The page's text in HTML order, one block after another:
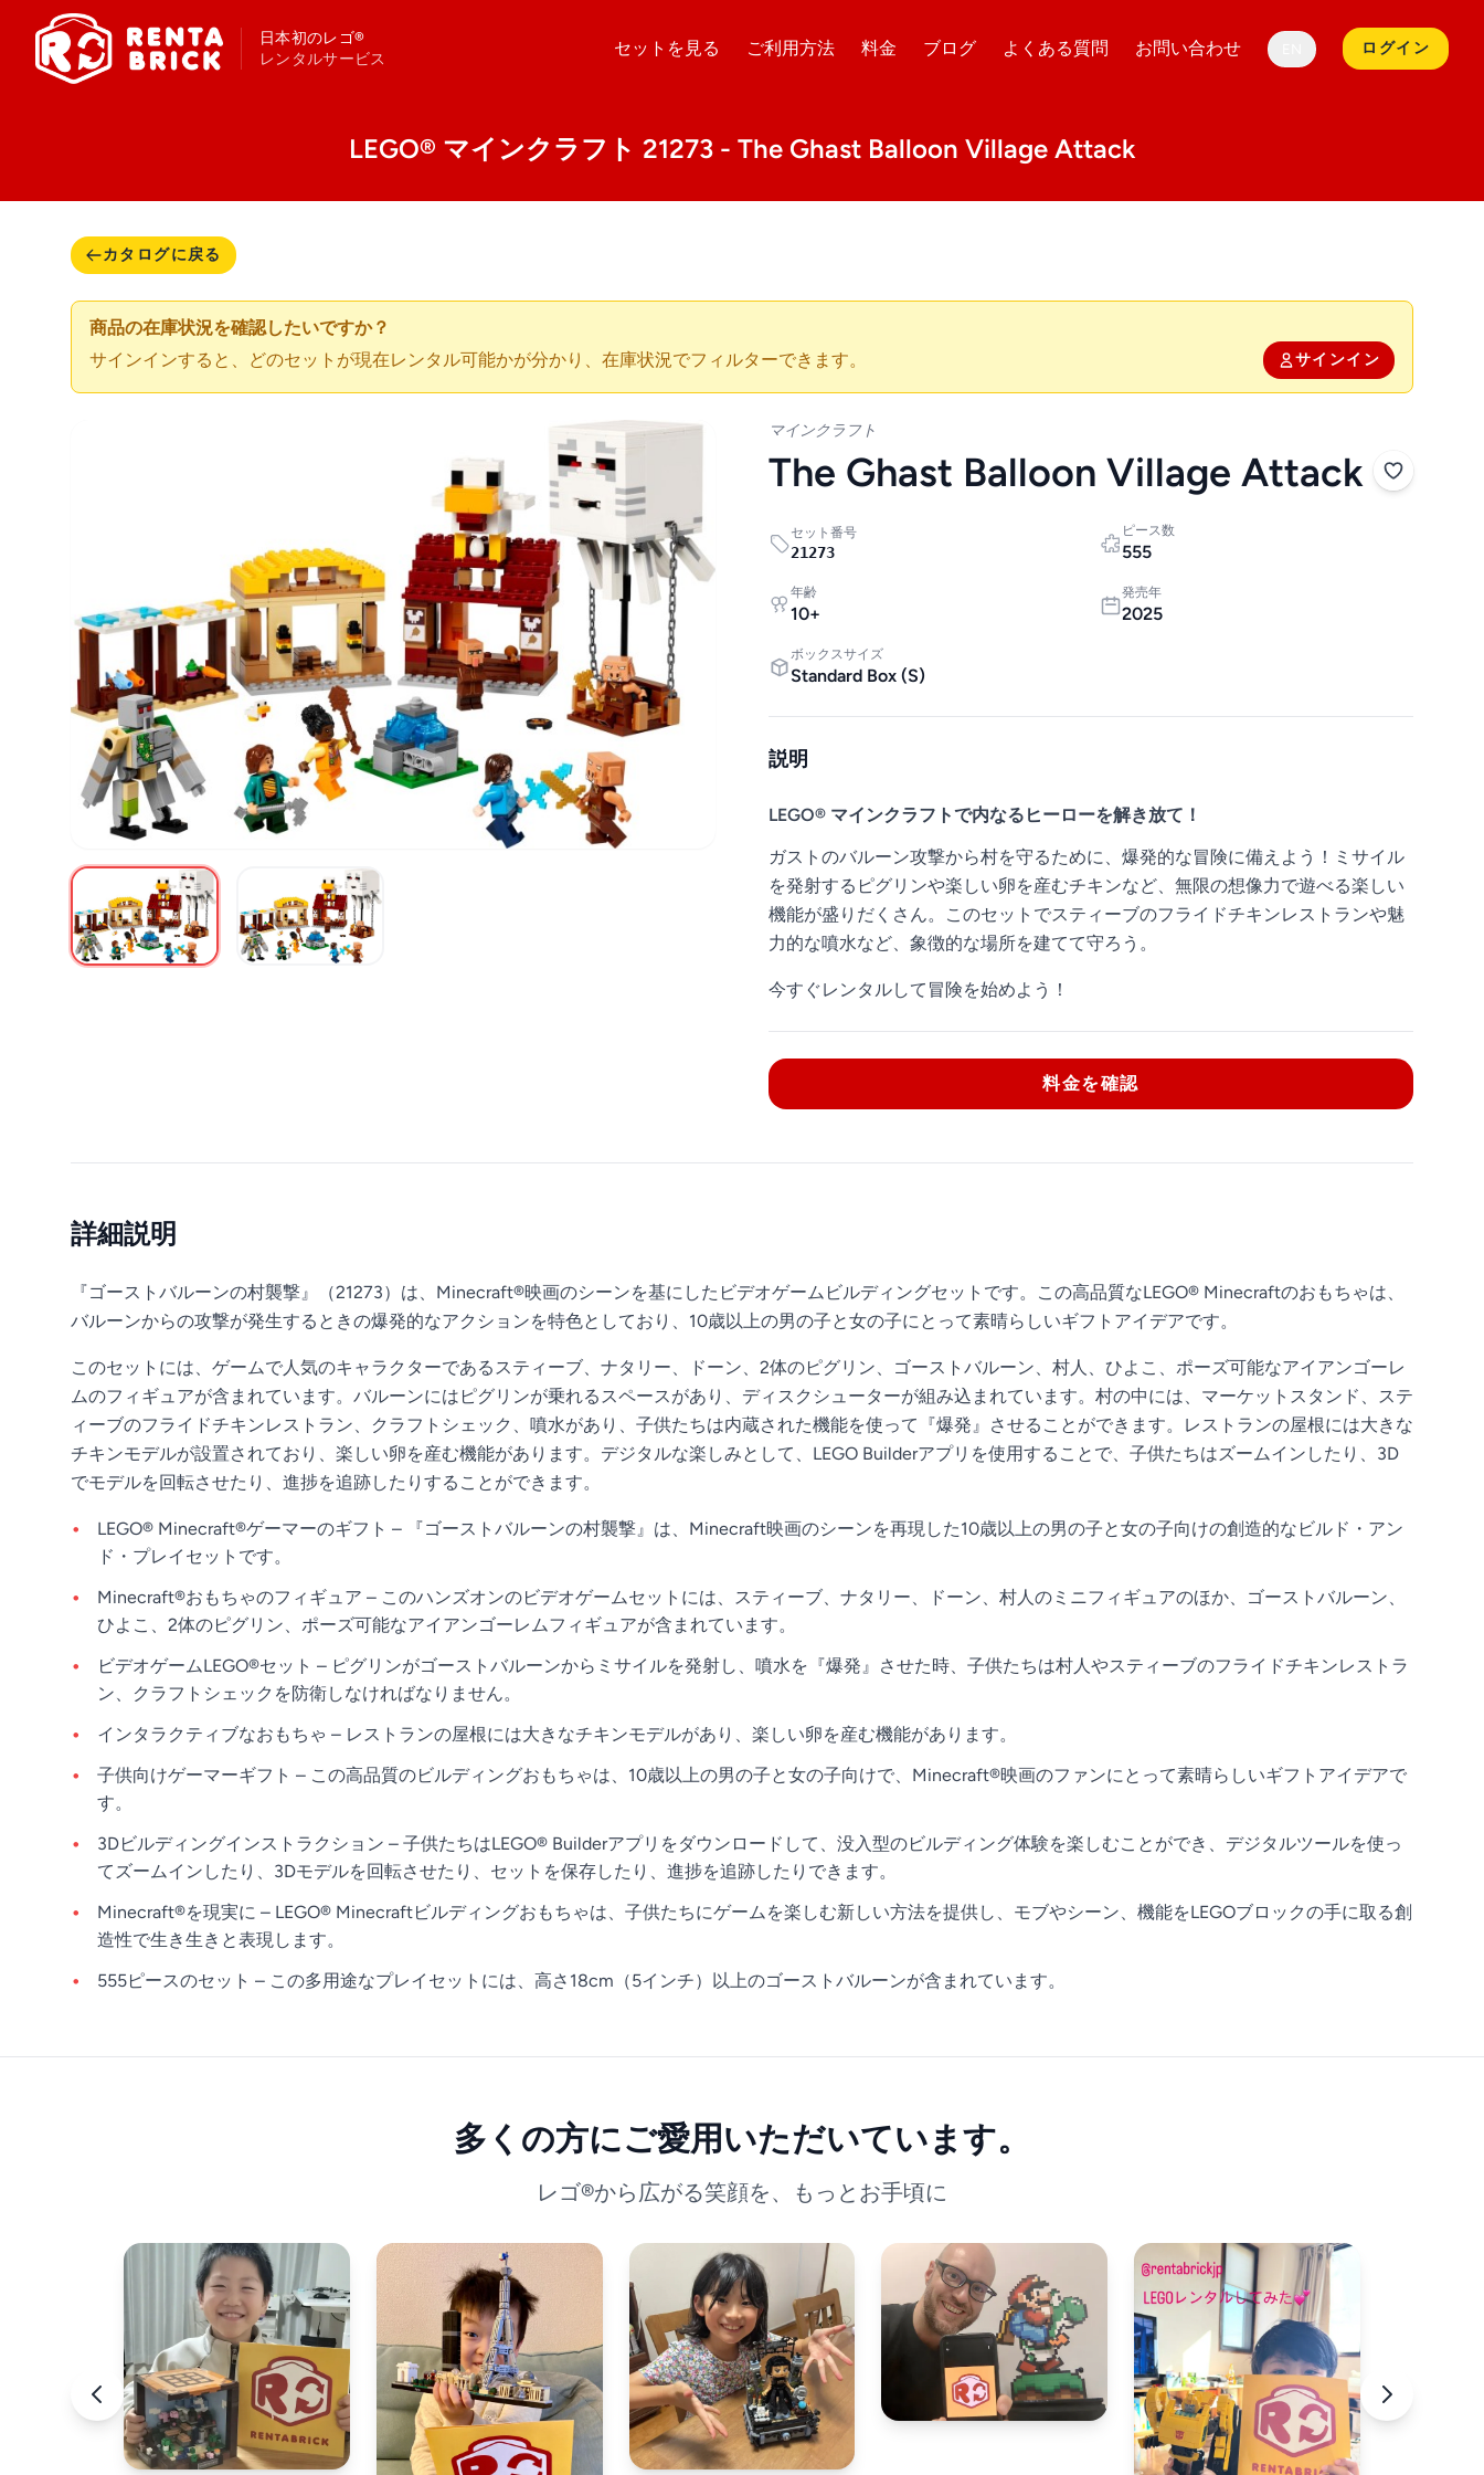
日本初のレゴ®
レンタルサービス
セットを見る ご利用方法 料金 ブログ よくある質問 お問い合わせ ログイン
LEGO® マインクラフト 21273 - The Ghast Balloon Village Attack
カタログに戻る
商品の在庫状況を確認したいですか？
サインインすると、どのセットが現在レンタル可能かが分かり、在庫状況でフィルターできます。
サインイン
マインクラフト
The Ghast Balloon Village Attack
セット番号
21273
ピース数
555
年齢
10+
発売年
2025
ボックスサイズ
Standard Box (S)
説明
LEGO® マインクラフトで内なるヒーローを解き放て！
ガストのバルーン攻撃から村を守るために、爆発的な冒険に備えよう！ミサイル
を発射するピグリンや楽しい卵を産むチキンなど、無限の想像力で遊べる楽しい
機能が盛りだくさん。このセットでスティーブのフライドチキンレストランや魅
力的な噴水など、象徴的な場所を建てて守ろう。
今すぐレンタルして冒険を始めよう！
料金を確認
詳細説明
『ゴーストバルーンの村襲撃』（21273）は、Minecraft®映画のシーンを基にしたビデオゲームビルディングセットです。この高品質なLEGO® Minecraftのおもちゃは、
バルーンからの攻撃が発生するときの爆発的なアクションを特色としており、10歳以上の男の子と女の子にとって素晴らしいギフトアイデアです。
このセットには、ゲームで人気のキャラクターであるスティーブ、ナタリー、ドーン、2体のピグリン、ゴーストバルーン、村人、ひよこ、ポーズ可能なアイアンゴーレ
ムのフィギュアが含まれています。バルーンにはピグリンが乗れるスペースがあり、ディスクシューターが組み込まれています。村の中には、マーケットスタンド、ステ
ィーブのフライドチキンレストラン、クラフトシェック、噴水があり、子供たちは内蔵された機能を使って『爆発』させることができます。レストランの屋根には大きな
チキンモデルが設置されており、楽しい卵を産む機能があります。デジタルな楽しみとして、LEGO Builderアプリを使用することで、子供たちはズームインしたり、3D
でモデルを回転させたり、進捗を追跡したりすることができます。
LEGO® Minecraft®ゲーマーのギフト – 『ゴーストバルーンの村襲撃』は、Minecraft映画のシーンを再現した10歳以上の男の子と女の子向けの創造的なビルド・アン
ド・プレイセットです。
Minecraft®おもちゃのフィギュア – このハンズオンのビデオゲームセットには、スティーブ、ナタリー、ドーン、村人のミニフィギュアのほか、ゴーストバルーン、
ひよこ、2体のピグリン、ポーズ可能なアイアンゴーレムフィギュアが含まれています。
ビデオゲームLEGO®セット – ピグリンがゴーストバルーンからミサイルを発射し、噴水を『爆発』させた時、子供たちは村人やスティーブのフライドチキンレストラ
ン、クラフトシェックを防衛しなければなりません。
インタラクティブなおもちゃ – レストランの屋根には大きなチキンモデルがあり、楽しい卵を産む機能があります。
子供向けゲーマーギフト – この高品質のビルディングおもちゃは、10歳以上の男の子と女の子向けで、Minecraft®映画のファンにとって素晴らしいギフトアイデアで
す。
3Dビルディングインストラクション – 子供たちはLEGO® Builderアプリをダウンロードして、没入型のビルディング体験を楽しむことができ、デジタルツールを使っ
てズームインしたり、3Dモデルを回転させたり、セットを保存したり、進捗を追跡したりできます。
Minecraft®を現実に – LEGO® Minecraftビルディングおもちゃは、子供たちにゲームを楽しむ新しい方法を提供し、モブやシーン、機能をLEGOブロックの手に取る創
造性で生き生きと表現します。
555ピースのセット – この多用途なプレイセットには、高さ18cm（5インチ）以上のゴーストバルーンが含まれています。
多くの方にご愛用いただいています。
レゴ®から広がる笑顔を、もっとお手頃に